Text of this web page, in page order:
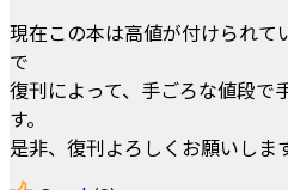
現在この本は高値が付けられて
で
復刊によって、手ごろな値段で
す。
是非、復刊よろしくお願いしま